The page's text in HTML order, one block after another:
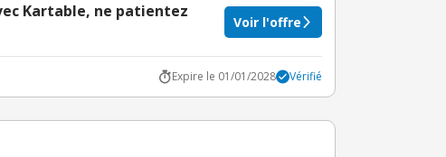
Kartable, ne patientez
Voir l'offre
Expire le 01/01/2028 Vérifié